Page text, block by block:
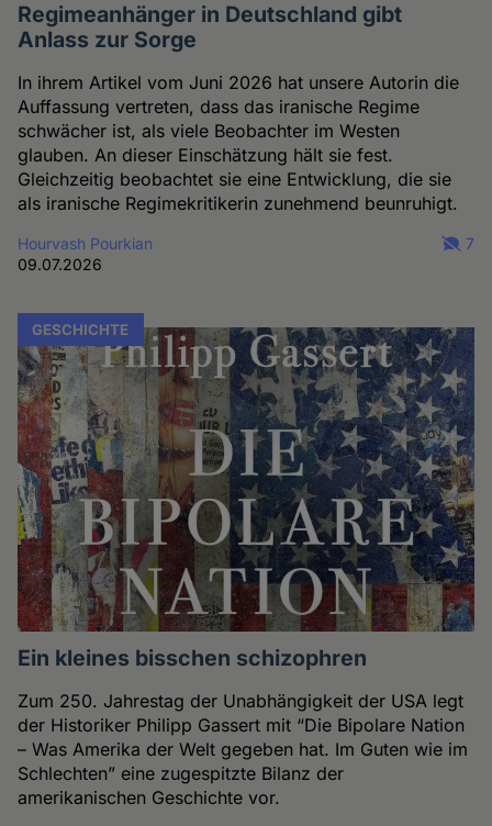
Regimeanhänger in Deutschland gibt
Anlass zur Sorge
In ihrem Artikel vom Juni 2026 hat unsere Autorin die
Auffassung vertreten, dass das iranische Regime
schwächer ist, als viele Beobachter im Westen
glauben. An dieser Einschätzung hält sie fest.
Gleichzeitig beobachtet sie eine Entwicklung, die sie
als iranische Regimekritikerin zunehmend beunruhigt.
Hourvash Pourkian
09.07.2026
7
GESCHICHTE
Ein kleines bisschen schizophren
Zum 250. Jahrestag der Unabhängigkeit der USA legt
der Historiker Philipp Gassert mit “Die Bipolare Nation
– Was Amerika der Welt gegeben hat. Im Guten wie im
Schlechten” eine zugespitzte Bilanz der
amerikanischen Geschichte vor.